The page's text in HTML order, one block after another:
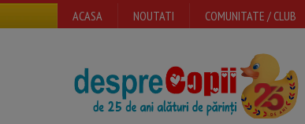
ACASA NOUTATI COMUNITATE / CLUB